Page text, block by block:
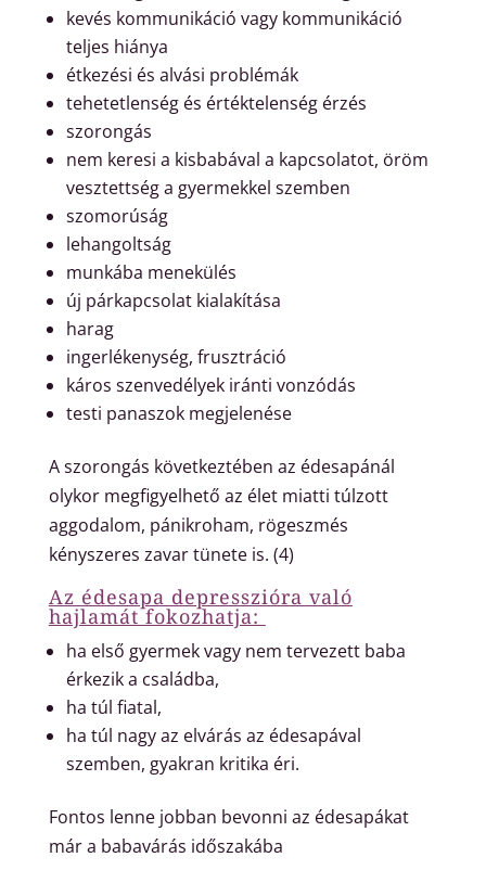
kevés kommunikáció vagy kommunikáció
teljes hiánya
étkezési és alvási problémák
tehetetlenség és értéktelenség érzés
szorongás
nem keresi a kisbabával a kapcsolatot, öröm
vesztettség a gyermekkel szemben
szomorúság
lehangoltság
munkába menekülés
új párkapcsolat kialakítása
harag
ingerlékenység, frusztráció
káros szenvedélyek iránti vonzódás
testi panaszok megjelenése
A szorongás következtében az édesapánál
olykor megfigyelhető az élet miatti túlzott
aggodalom, pánikroham, rögeszmés
kényszeres zavar tünete is. (4)
Az édesapa depresszióra való
hajlamát fokozhatja:
ha első gyermek vagy nem tervezett baba
érkezik a családba,
ha túl fiatal,
ha túl nagy az elvárás az édesapával
szemben, gyakran kritika éri.
Fontos lenne jobban bevonni az édesapákat
már a babavárás időszakába